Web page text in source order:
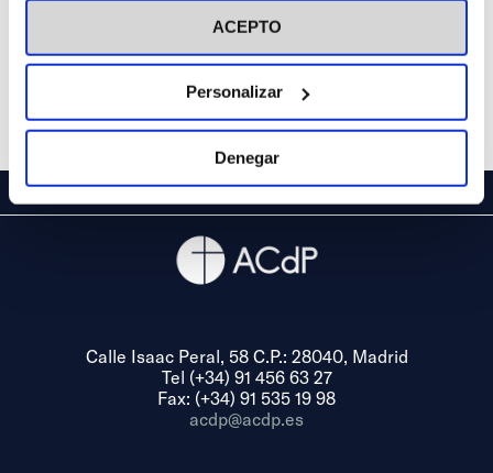
ACEPTO
Personalizar
Denegar
Calle Isaac Peral, 58 C.P.: 28040, Madrid
Tel (+34) 91 456 63 27
Fax: (+34) 91 535 19 98
acdp@acdp.es